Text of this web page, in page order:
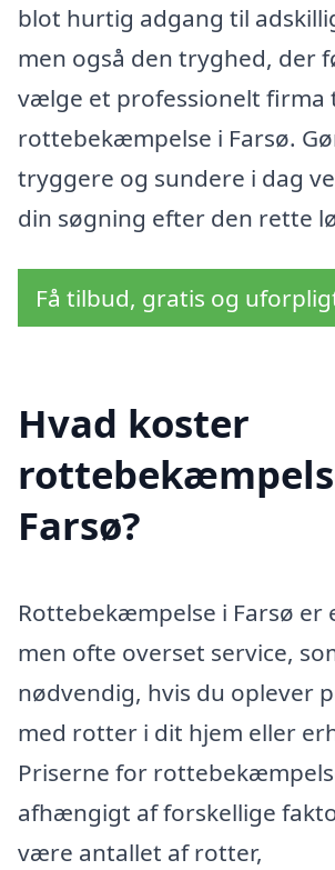
blot hurtig adgang til
men også den tryghed, der
vælge et professionelt firma
rottebekæmpelse i Farsø.
tryggere og sundere i dag
din søgning efter den rette
Få tilbud, gratis og
Hvad koster
Farsø?
Rottebekæmpelse i Farsø er
men ofte overset service,
nødvendig, hvis du oplever
med rotter i dit hjem eller
Priserne for
afhængigt af forskellige
være antallet af rotter,